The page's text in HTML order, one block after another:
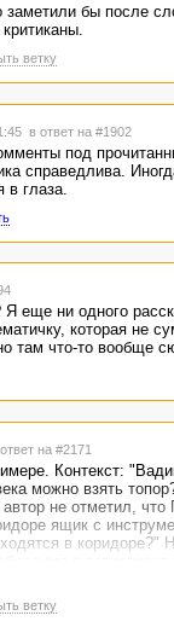
бы после
ветку
в ответ на #1902
под
справедлива.
в глаза.
еще ни одного
которая не
там что-то вообще
на #2171
Контекст:
можно взять
не отметил, что
ящик с
в
"Вадим схватил
что квартира
ветку